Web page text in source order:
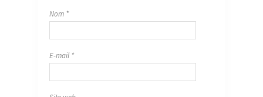
Nom *
E-mail *